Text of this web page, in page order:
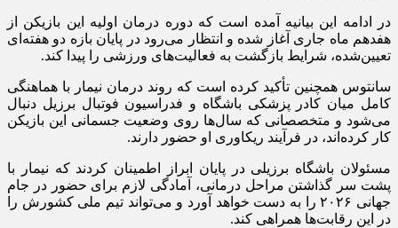
در ادامه این بیانیه آمده است که دوره درمان اولیه این بازیکن از
هفدهم ماه جاری آغاز شده و انتظار می‌رود در پایان بازه دو هفته‌ای
تعیین‌شده، شرایط بازگشت به فعالیت‌های ورزشی را پیدا کند.
سانتوس همچنین تأکید کرده است که روند درمان نیمار با هماهنگی
کامل میان کادر پزشکی باشگاه و فدراسیون فوتبال برزیل دنبال
می‌شود و متخصصانی که سال‌ها روی وضعیت جسمانی این بازیکن
کار کرده‌اند، در فرآیند ریکاوری او حضور دارند.
مسئولان باشگاه برزیلی در پایان ابراز اطمینان کردند که نیمار با
پشت سر گذاشتن مراحل درمانی، آمادگی لازم برای حضور در جام
جهانی ۲۰۲۶ را به دست خواهد آورد و می‌تواند تیم ملی کشورش را
در این رقابت‌ها همراهی کند.